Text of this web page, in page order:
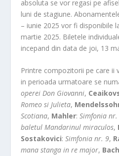
absoluta se vor regasi pe
luni de stagiune.
– iunie 2025 vor fi disponibile
martie 2025. Biletele
incepand din data de joi, 13
Printre compozitorii pe care ii
in perioada urmatoare se
operei Don Giovanni,
Romeo si Julieta,
Scotiana, Mahler:Simfonia
baletul Mandarinul miraculos,
Sostakovici:Simfonia nr. 9,
mana stanga in re major, Bach